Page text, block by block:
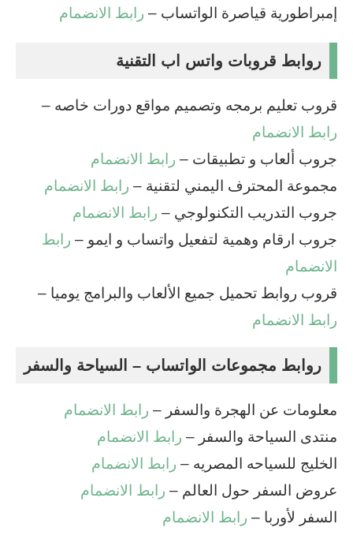
إمبراطورية قياصرة الواتساب – رابط الانضمام
روابط قروبات واتس اب التقنية
قروب تعليم برمجه وتصميم مواقع دورات خاصه –
رابط الانضمام
جروب ألعاب و تطبيقات – رابط الانضمام
مجموعة المحترف اليمني لتقنية – رابط الانضمام
جروب التدريب التكنولوجي – رابط الانضمام
جروب ارقام وهمية لتفعيل واتساب و ايمو – رابط
الانضمام
قروب روابط تحميل جميع الألعاب والبرامج يوميا –
رابط الانضمام
روابط مجموعات الواتساب – السياحة والسفر
معلومات عن الهجرة والسفر – رابط الانضمام
منتدى السياحة والسفر – رابط الانضمام
الخليج للسياحه المصريه – رابط الانضمام
عروض السفر حول العالم – رابط الانضمام
السفر لأوربا – رابط الانضمام